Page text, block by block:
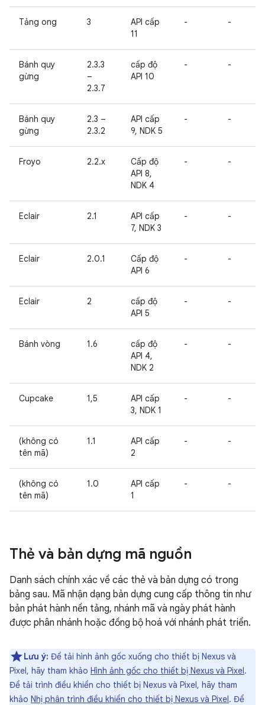
Tảng ong 3
API cấp
11
- -
Bánh quy
gừng
2.3.3
–
2.3.7
cấp độ
API 10
- -
Bánh quy
gừng
2.3 –
2.3.2
API cấp
9, NDK 5
- -
Froyo 2.2.x
Cấp độ
API 8,
NDK 4
- -
Eclair 2.1
API cấp
7, NDK 3
- -
Eclair 2.0.1
Cấp độ
API 6
- -
Eclair 2
cấp độ
API 5
- -
Bánh vòng 1.6
cấp độ
API 4,
NDK 2
- -
Cupcake 1,5
API cấp
3, NDK 1
- -
(không có
tên mã)
1.1
API cấp
2
- -
(không có
tên mã)
1.0
API cấp
1
- -
Thẻ và bản dựng mã nguồn
Danh sách chính xác về các thẻ và bản dựng có trong
bảng sau. Mã nhận dạng bản dựng cung cấp thông tin như
bản phát hành nền tảng, nhánh mã và ngày phát hành
được phân nhánh hoặc đồng bộ hoá với nhánh phát triển.
Lưu ý: Để tải hình ảnh gốc xuống cho thiết bị Nexus và
Pixel, hãy tham khảo Hình ảnh gốc cho thiết bị Nexus và Pixel.
Để tải trình điều khiển cho thiết bị Nexus và Pixel, hãy tham
khảo Nhị phân trình điều khiển cho thiết bị Nexus và Pixel. Để